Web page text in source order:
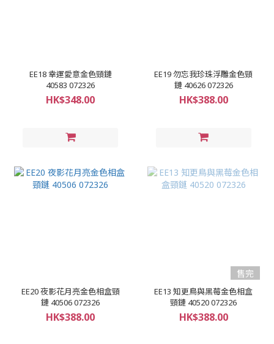
EE18 幸運愛意金色頸鏈
40583 072326
HK$348.00
EE19 勿忘我珍珠浮雕金色頸
鏈 40626 072326
HK$388.00
EE20 夜影花月亮金色相盒頸
鏈 40506 072326
HK$388.00
售完
EE13 知更鳥與黑莓金色相盒
頸鏈 40520 072326
HK$388.00